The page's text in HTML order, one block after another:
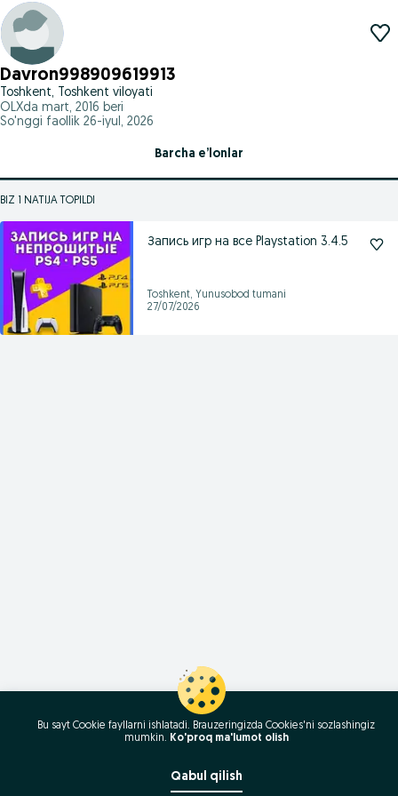
Davron998909619913
Toshkent, Toshkent viloyati
OLXda mart, 2016 beri
So'nggi faollik 26-iyul, 2026
Barcha e’lonlar
BIZ 1 NATIJA TOPILDI
Запись игр на все Playstation 3.4.5
Toshkent, Yunusobod tumani
27/07/2026
Bu sayt Cookie fayllarni ishlatadi. Brauzeringizda Cookies'ni sozlashingiz
mumkin. Ko'proq ma'lumot olish
Qabul qilish